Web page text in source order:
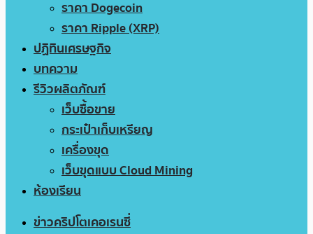
ราคา Dogecoin
ราคา Ripple (XRP)
ปฏิทินเศรษฐกิจ
บทความ
รีวิวผลิตภัณฑ์
เว็บซื้อขาย
กระเป๋าเก็บเหรียญ
เครื่องขุด
เว็บขุดแบบ Cloud Mining
ห้องเรียน
ข่าวคริปโตเคอเรนซี่